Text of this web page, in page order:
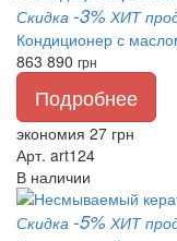
Скидка -3% ХИТ
Кондиционер с
863 890 грн
Подробнее
экономия 27 грн
Арт. art124
В наличии
Скидка -5% ХИТ